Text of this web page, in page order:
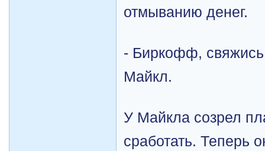
отмыванию денег.
- Биркофф,
Майкл.
У Майкла созрел
сработать. Теперь